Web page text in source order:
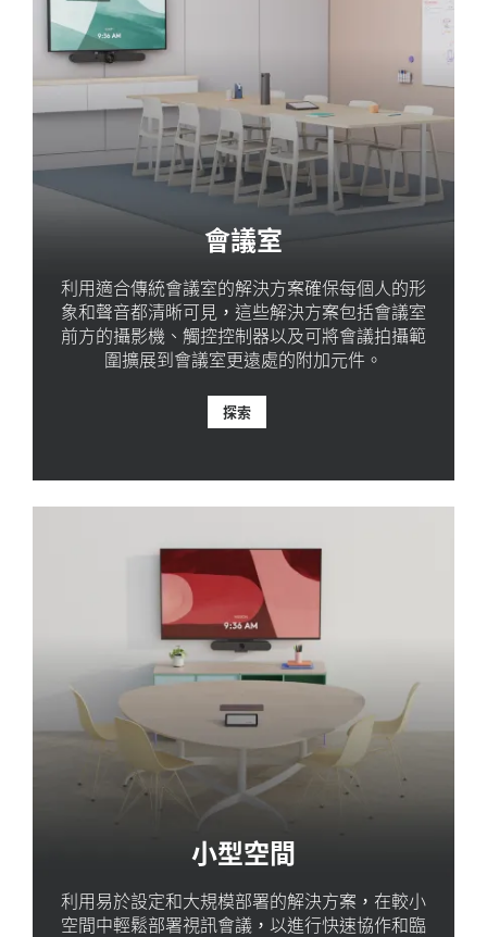
會議室
利用適合傳統會議室的解決方案確保每個人的形
象和聲音都清晰可見，這些解決方案包括會議室
前方的攝影機、觸控控制器以及可將會議拍攝範
圍擴展到會議室更遠處的附加元件。
探索
小型空間
利用易於設定和大規模部署的解決方案，在較小
空間中輕鬆部署視訊會議，以進行快速協作和臨